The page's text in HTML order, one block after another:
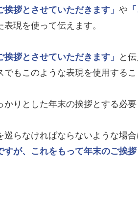
挨拶とさせていただきます」 や
表現を使って伝えます。
挨拶とさせていただきます」
と
もこのような表現を使用するこ
りとした年末の挨拶とする必要
らなければならないような場
すが、これをもって年末のご挨